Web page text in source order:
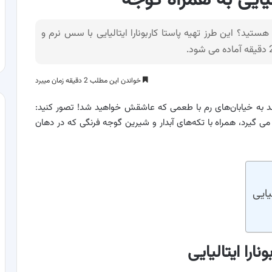
این طرز تهیه پاستا کاربونارا ایتالیایی با سس نرم و
خواندن این مطلب 2 دقیقه زمان میبرد
به خیابا‌ن‌های رم با طعمی که عاشقش خواهید شد! تصور کنید:
همراه با تکه‌های آبدار و شیرین گوجه فرنگی که در دهان
ایتالیایی